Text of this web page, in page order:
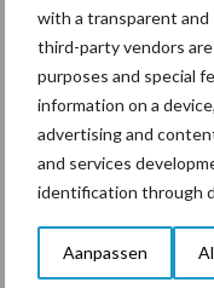
with a transparent
third-party vendors
purposes and special
information on a
advertising and
and services
identification through
Aanpassen
Primaire
Sidebar
Recent nieuws
10 aug